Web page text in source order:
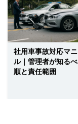
社用車事故対応マ
ル｜管理者が知る
順と責任範囲